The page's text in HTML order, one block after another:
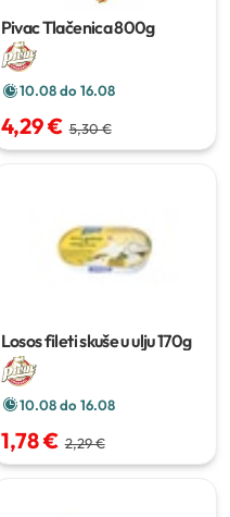
Pivac Tlačenica800g
10.08 do 16.08
4,29 € 5,30 €
Losos fileti skuše u ulju170g
10.08 do 16.08
1,78 € 2,29 €